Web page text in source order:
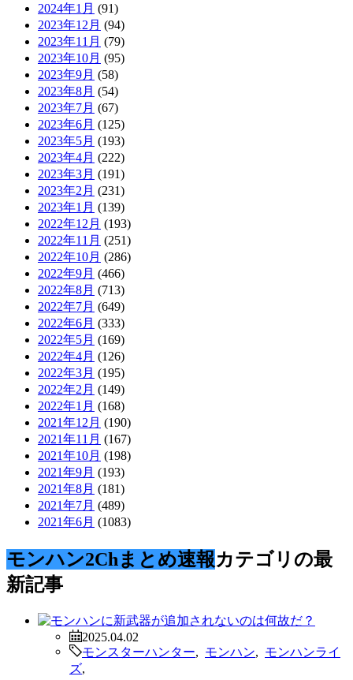
2024年1月 (91)
2023年12月 (94)
2023年11月 (79)
2023年10月 (95)
2023年9月 (58)
2023年8月 (54)
2023年7月 (67)
2023年6月 (125)
2023年5月 (193)
2023年4月 (222)
2023年3月 (191)
2023年2月 (231)
2023年1月 (139)
2022年12月 (193)
2022年11月 (251)
2022年10月 (286)
2022年9月 (466)
2022年8月 (713)
2022年7月 (649)
2022年6月 (333)
2022年5月 (169)
2022年4月 (126)
2022年3月 (195)
2022年2月 (149)
2022年1月 (168)
2021年12月 (190)
2021年11月 (167)
2021年10月 (198)
2021年9月 (193)
2021年8月 (181)
2021年7月 (489)
2021年6月 (1083)
モンハン2Chまとめ速報カテゴリの最
新記事
2025.04.02
モンスターハンター
モンハン
モンハンライ
ズ